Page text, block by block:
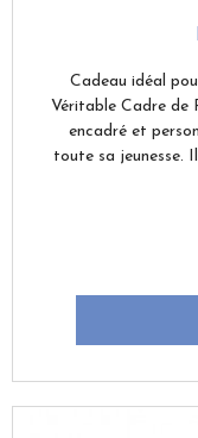
Cadeau idéal
Véritable Cadre de
encadré et
toute sa jeunesse.